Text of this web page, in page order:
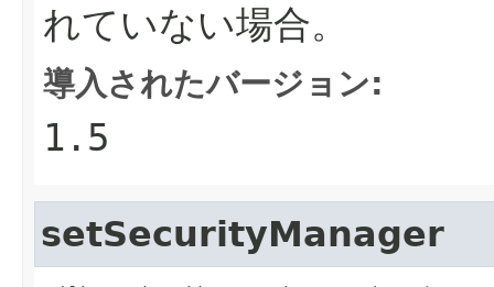
れていない場合。
導入されたバージョン:
1.5
setSecurityManager